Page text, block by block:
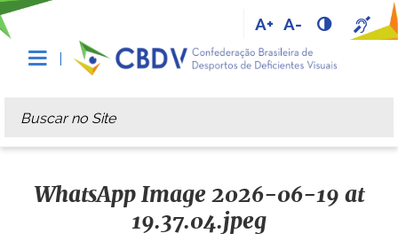
A+ A-
Busca
Busca Avançada…
WhatsApp Image 2026-06-19 at
19.37.04.jpeg